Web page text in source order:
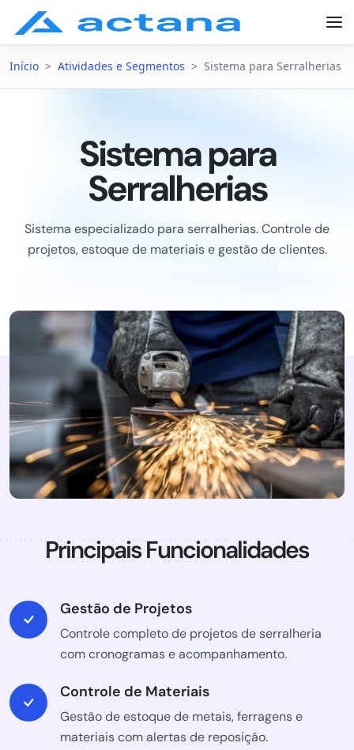
Início > Atividades e Segmentos > Sistema para Serralherias
Sistema para
Serralherias
Sistema especializado para serralherias. Controle de
projetos, estoque de materiais e gestão de clientes.
Principais Funcionalidades
Gestão de Projetos
Controle completo de projetos de serralheria
com cronogramas e acompanhamento.
Controle de Materiais
Gestão de estoque de metais, ferragens e
materiais com alertas de reposição.